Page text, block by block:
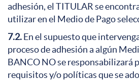
adhesión, el TITULAR se
utilizar en el Medio de Pago
7.2.En el supuesto que
proceso de adhesión a algún
BANCO NO se responsabilizará
requisitos y/o políticas que se